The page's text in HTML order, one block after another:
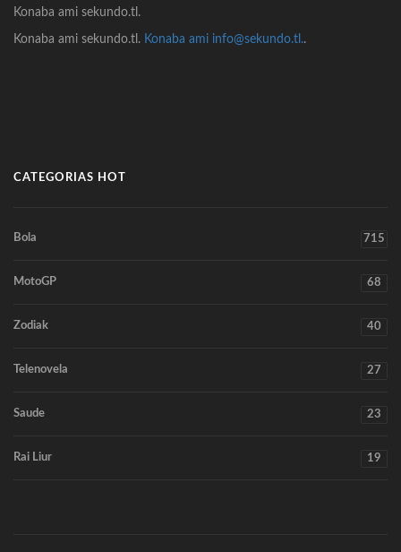
Konaba ami sekundo.tl.
Konaba ami sekundo.tl. Konaba ami info@sekundo.tl..
CATEGORIAS HOT
Bola 715
MotoGP 68
Zodiak 40
Telenovela 27
Saude 23
Rai Liur 19